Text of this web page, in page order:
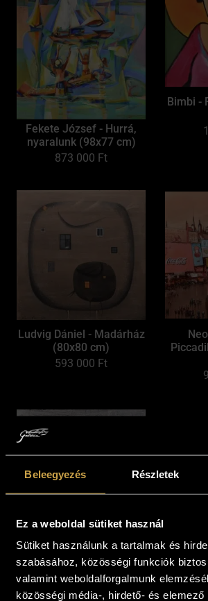
Beleegyezés Részletek
Ez a weboldal sütiket használ
Sütiket használunk a tartalmak és
szabásához, közösségi funkciók
valamint weboldalforgalmunk
közösségi média-, hirdető- és elemező
Fekete József - Hurrá,
nyaralunk (98x77 cm)
873 000 Ft
Bimbi -
Ludvig Dániel - Madárház
(80x80 cm)
593 000 Ft
Bihon Győző -
Partszakasz II. (50x50
cm)
597 000Ft
Bihon